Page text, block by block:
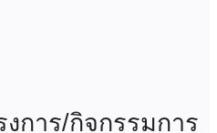
การ/กิจกรรมการ